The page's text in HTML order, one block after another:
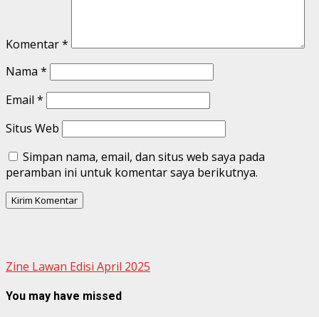
Komentar*
Nama *
Email *
Situs Web
Simpan nama, email, dan situs web saya pada
peramban ini untuk komentar saya berikutnya.
Zine Lawan Edisi April 2025
You may have missed